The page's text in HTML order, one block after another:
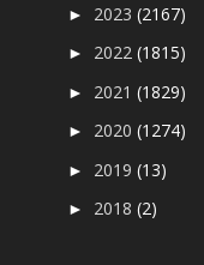
► 2023(2167)
► 2022(1815)
► 2021(1829)
► 2020(1274)
► 2019(13)
► 2018(2)